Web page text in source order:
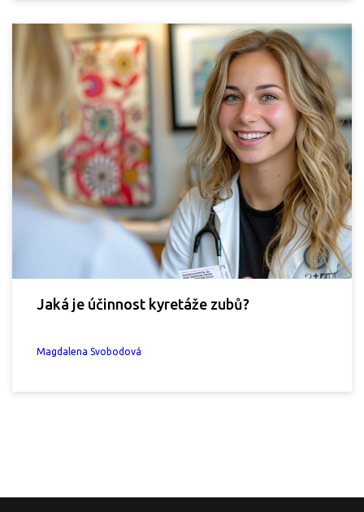
Jaká je účinnost kyretáže zubů?
Magdalena Svobodová